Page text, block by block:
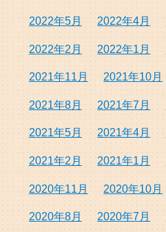
2022年5月 2022年4月
2022年2月 2022年1月
2021年11月 2021年10月
2021年8月 2021年7月
2021年5月 2021年4月
2021年2月 2021年1月
2020年11月 2020年10月
2020年8月 2020年7月